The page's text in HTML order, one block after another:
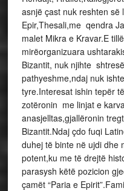
asnjë çast nuk reshten
Epir,Thesali,me qendra
malet Mikra e Kravar.E
mirëorganizuara
Bizantit, nuk njihte
pathyeshme,ndaj nuk
tyre.Interesat ishin tepër
zotëronin me linjat e
anasjelltas,gjallëronin
Bizantit.Ndaj çdo fuqi
duhej të binte në ujdi dhe
potent,ku me të drejtë
parasysh këtë pozicion
çamët “Paria e